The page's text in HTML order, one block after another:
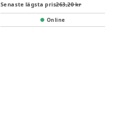
Senaste lägsta pris263,20 kr
Online